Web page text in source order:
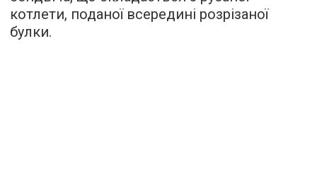
котлети, поданої всередині розрізаної
булки.